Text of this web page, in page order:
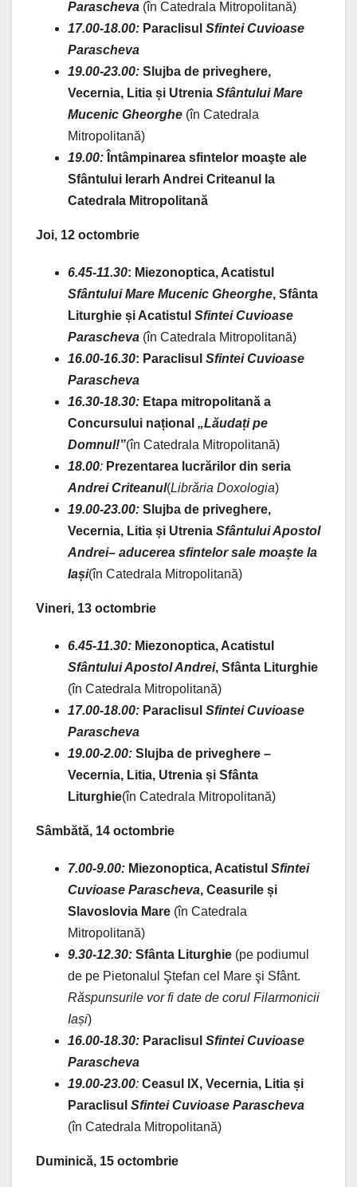
Parascheva (în Catedrala Mitropolitană)
17.00-18.00: Paraclisul Sfintei Cuvioase
Parascheva
19.00-23.00: Slujba de priveghere,
Vecernia, Litia și Utrenia Sfântului Mare
Mucenic Gheorghe (în Catedrala
Mitropolitană)
19.00: Întâmpinarea sfintelor moaşte ale
Sfântului Ierarh Andrei Criteanul la
Catedrala Mitropolitană
Joi, 12 octombrie
6.45-11.30: Miezonoptica, Acatistul
Sfântului Mare Mucenic Gheorghe, Sfânta
Liturghie și Acatistul Sfintei Cuvioase
Parascheva (în Catedrala Mitropolitană)
16.00-16.30: Paraclisul Sfintei Cuvioase
Parascheva
16.30-18.30: Etapa mitropolitană a
Concursului național „Lăudați pe
Domnul!”(în Catedrala Mitropolitană)
18.00: Prezentarea lucrărilor din seria
Andrei Criteanul(Librăria Doxologia)
19.00-23.00: Slujba de priveghere,
Vecernia, Litia și Utrenia Sfântului Apostol
Andrei– aducerea sfintelor sale moaște la
Iași(în Catedrala Mitropolitană)
Vineri, 13 octombrie
6.45-11.30: Miezonoptica, Acatistul
Sfântului Apostol Andrei, Sfânta Liturghie
(în Catedrala Mitropolitană)
17.00-18.00: Paraclisul Sfintei Cuvioase
Parascheva
19.00-2.00: Slujba de priveghere –
Vecernia, Litia, Utrenia și Sfânta
Liturghie(în Catedrala Mitropolitană)
Sâmbătă, 14 octombrie
7.00-9.00: Miezonoptica, Acatistul Sfintei
Cuvioase Parascheva, Ceasurile și
Slavoslovia Mare (în Catedrala
Mitropolitană)
9.30-12.30: Sfânta Liturghie (pe podiumul
de pe Pietonalul Ştefan cel Mare şi Sfânt.
Răspunsurile vor fi date de corul Filarmonicii
Iași)
16.00-18.30: Paraclisul Sfintei Cuvioase
Parascheva
19.00-23.00: Ceasul IX, Vecernia, Litia și
Paraclisul Sfintei Cuvioase Parascheva
(în Catedrala Mitropolitană)
Duminică, 15 octombrie